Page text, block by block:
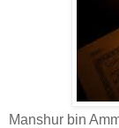
Manshur bin